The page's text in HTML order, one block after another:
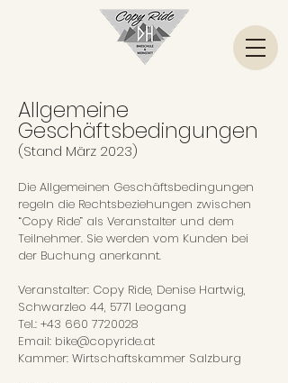
Allgemeine
Geschäftsbedingungen
(Stand März 2023)
Die Allgemeinen Geschäftsbedingungen
regeln die Rechtsbeziehungen zwischen
“Copy Ride” als Veranstalter und dem
Teilnehmer. Sie werden vom Kunden bei
der Buchung anerkannt.
Veranstalter: Copy Ride, Denise Hartwig,
Schwarzleo 44, 5771 Leogang
Tel.: +43 660 7720028
Email: bike@copyride.at
Kammer: Wirtschaftskammer Salzburg